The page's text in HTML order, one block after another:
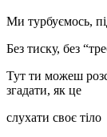
Ми турбуємось,
Без тиску, без
Тут ти можеш
згадати, як це
слухати своє тіло